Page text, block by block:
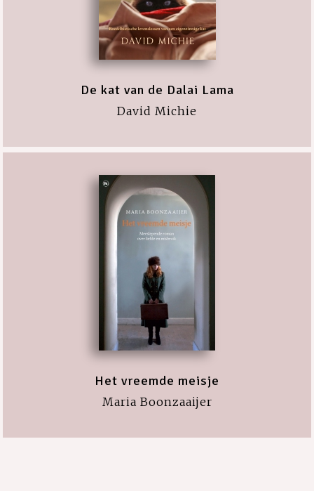
De kat van de Dalai Lama
David Michie
Het vreemde meisje
Maria Boonzaaijer